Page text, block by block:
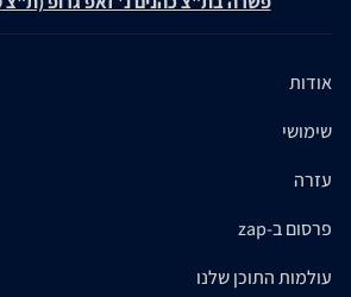
אודות
שימושי
עזרה
פרסום ב-zap
עולמות התוכן שלנו